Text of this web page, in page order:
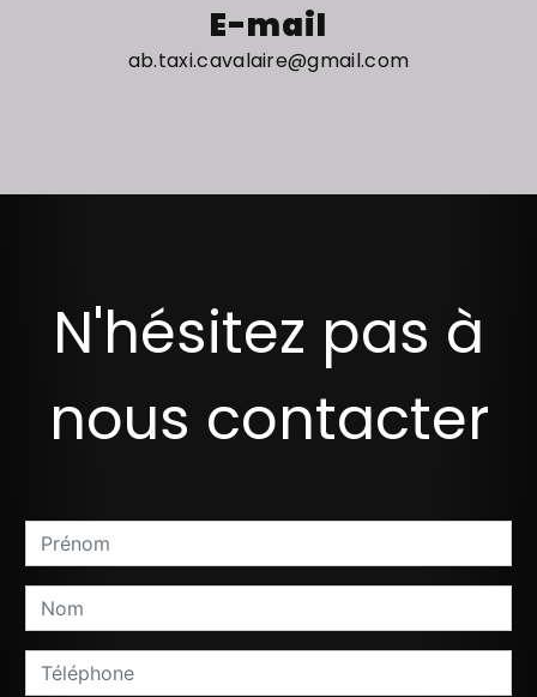
E-mail
ab.taxi.cavalaire@gmail.com
N'hésitez pas à
nous contacter